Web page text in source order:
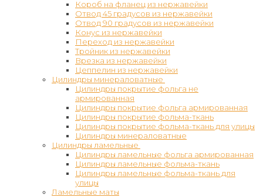
Короб на фланец из нержавейки
Отвод 45 градусов из нержавейки
Отвод 90 градусов из нержавейки
Конус из нержавейки
Переход из нержавейки
Тройник из нержавейки
Врезка из нержавейки
Цеппелин из нержавейки
Цилиндры минераловатные
Цилиндры покрытие фольга не
армированная
Цилиндры покрытие фольга армированная
Цилиндры покрытие фольма-ткань
Цилиндры покрытие фольма-ткань для улицы
Цилиндры минераловатные
Цилиндры ламельные
Цилиндры ламельные фольга армированная
Цилиндры ламельные фольма-ткань
Цилиндры ламельные фольма-ткань для
улицы
Ламельные маты